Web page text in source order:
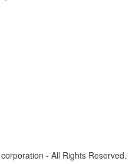
- All Rights Reserved.